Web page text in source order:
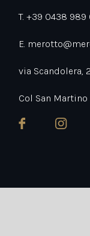
T. +39 0438 989
E.
via Scandolera,
Col San